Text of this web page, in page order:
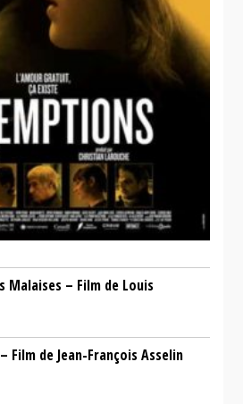
Malaises – Film de Louis
Film de Jean-François Asselin